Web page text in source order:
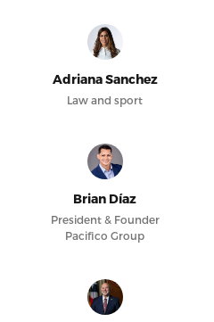
Adriana Sanchez
Law and sport
Brian Díaz
President & Founder
Pacifico Group